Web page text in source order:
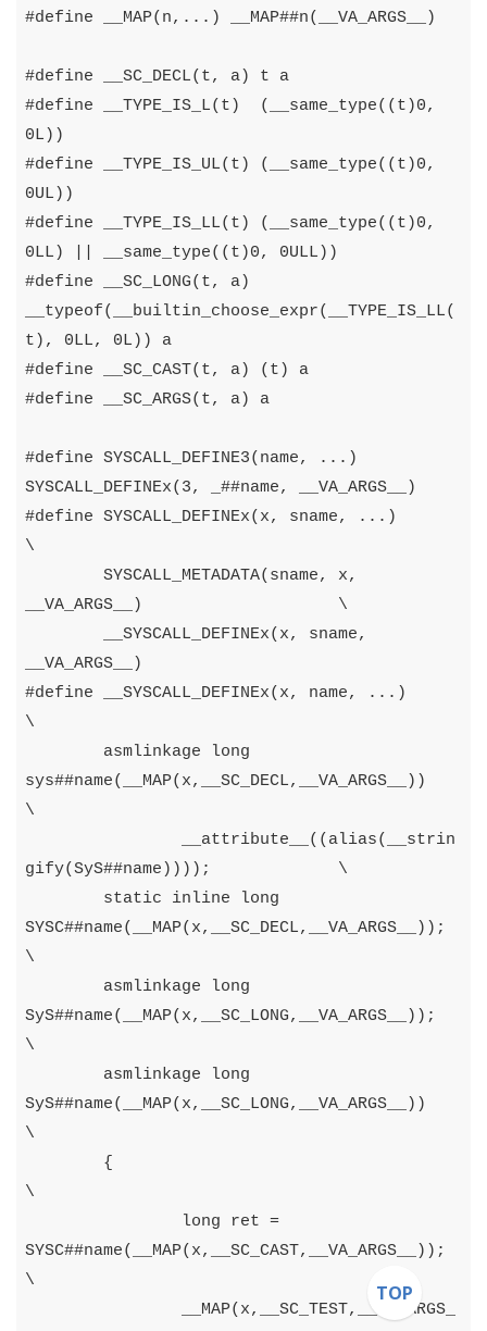
#define __MAP( n,...) __MAP##n(__VA_ARGS__)
#define __SC_DECL( t, a) t
a
#define __TYPE_IS_L( t ) (__same_type(( t )0,
0L ))
#define __TYPE_IS_UL( t ) (__same_type(( t )0,
0UL ))
#define __TYPE_IS_LL( t ) (__same_type(( t )0,
0LL ) __same_type(( t )0, 0ULL ))
#define __SC_LONG( t, a)
__typeof(__builtin_choose_expr(__TYPE_IS_LL(
t ), 0LL, 0L ))
a
#define __SC_CAST( t, a) ( t )
a
#define __SC_ARGS( t, a) a
#define SYSCALL_DEFINE3( name,
...)
SYSCALL_DEFINEx( 3, _##name, __VA_ARGS__)
#define SYSCALL_DEFINEx( x, sname,
...)
\
SYSCALL_METADATA( sname, x,
__VA_ARGS__)
\
__SYSCALL_DEFINEx( x, sname,
__VA_ARGS__)
#define __SYSCALL_DEFINEx( x, name,
...)
\
asmlinkage
long
sys##name(__MAP( x, __SC_DECL, __VA_ARGS__))
\
__attribute__(( alias(__strin
gify(SyS##name ))));
\
static
inline
long
SYSC##name(__MAP( x, __SC_DECL, __VA_ARGS__));
\
asmlinkage
long
SyS##name(__MAP( x, __SC_LONG, __VA_ARGS__));
\
asmlinkage
long
SyS##name(__MAP( x, __SC_LONG, __VA_ARGS__))
\
{
\
long
ret =
SYSC##name(__MAP( x, __SC_CAST, __VA_ARGS__));
\
__MAP( x, __SC_TEST, __VA_ARGS_
TOP